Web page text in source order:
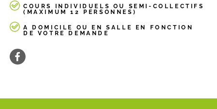
COURS INDIVIDUELS OU SEMI-COLLECTIFS
(MAXIMUM 12 PERSONNES)
A DOMICILE OU EN SALLE EN FONCTION
DE VOTRE DEMANDE